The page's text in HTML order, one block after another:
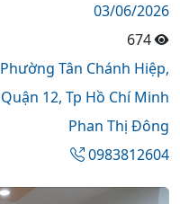
03/06/2026
674
Phường Tân Chánh Hiệp,
Quận 12, Tp Hồ Chí Minh
Phan Thị Đông
0983812604